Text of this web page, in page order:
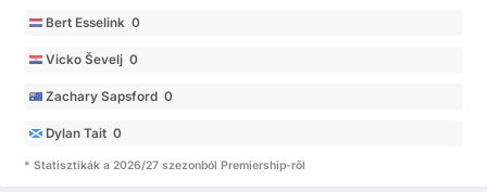
Bert Esselink 0
Vicko Ševelj 0
Zachary Sapsford 0
Dylan Tait 0
* Statisztikák a 2026/27 szezonból Premiership-ről